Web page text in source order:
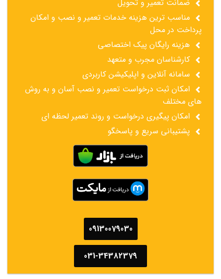
ضمانت تعمیر و تحویل
مناسب ترین هزینه خدمات تعمیر و نصب و امکان
پرداخت در محل
هزینه رایگان پیک اختصاصی
کارشناسان مجرب و متعهد
سامانه آنلاین و اپلیکیشن کاربردی
امکان ثبت درخواست تعمیر و نصب آسان و به روش
های مختلف
امکان پیگیری درخواست و روند تعمیر لحظه ای
پشتیبانی سریع و پاسخگو
09130079030
031-34382379